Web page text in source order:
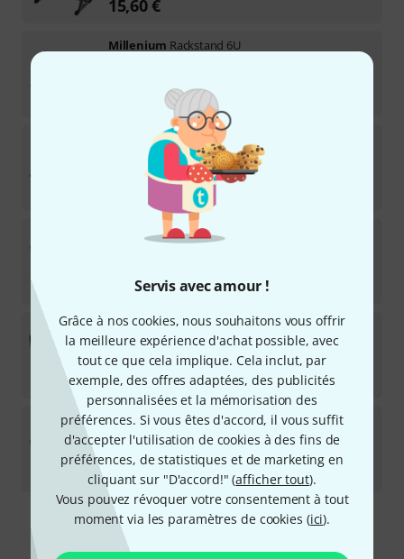
Servis avec amour !
Grâce à nos cookies, nous souhaitons vous offrir
la meilleure expérience d'achat possible, avec
tout ce que cela implique. Cela inclut, par
exemple, des offres adaptées, des publicités
personnalisées et la mémorisation des
préférences. Si vous êtes d'accord, il vous suffit
d'accepter l'utilisation de cookies à des fins de
préférences, de statistiques et de marketing en
cliquant sur "D'accord!" (afficher tout).
Vous pouvez révoquer votre consentement à tout
moment via les paramètres de cookies (ici).
15,60€
Millenium Rackstand 6U
MilleniumRackstand 4U
126
Disponible immédiatement
MilleniumSteel Box 6 45
€
MilleniumSteel Box 2 Bag Bundle
Disponible immédiatement
53 €
Millenium Steel Box 2 B-Stock
Ce produit est épuisé
27€
Envoi gratuit à partir de 69 €
Les prix sont indiqués avec TVA comprise